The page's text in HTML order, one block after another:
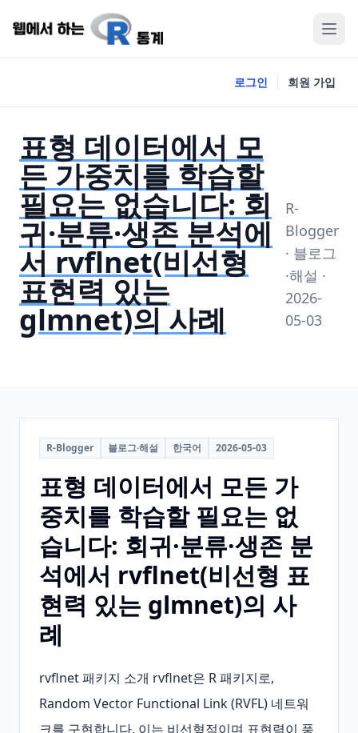
로그인 회원 가입
표형 데이터에서 모
든 가중치를 학습할
필요는 없습니다: 회
귀·분류·생존 분석에
서 rvflnet(비선형
표현력 있는
glmnet)의 사례
R-
Blogger
· 블로그
·해설 ·
2026-
05-03
R-Blogger 블로그·해설 한국어 2026-05-03
표형 데이터에서 모든 가
중치를 학습할 필요는 없
습니다: 회귀·분류·생존 분
석에서 rvflnet(비선형 표
현력 있는 glmnet)의 사
례
rvflnet 패키지 소개 rvflnet은 R 패키지로,
Random Vector Functional Link (RVFL) 네트워
크를 구현합니다. 이는 비선형적이며 표현력이 풍